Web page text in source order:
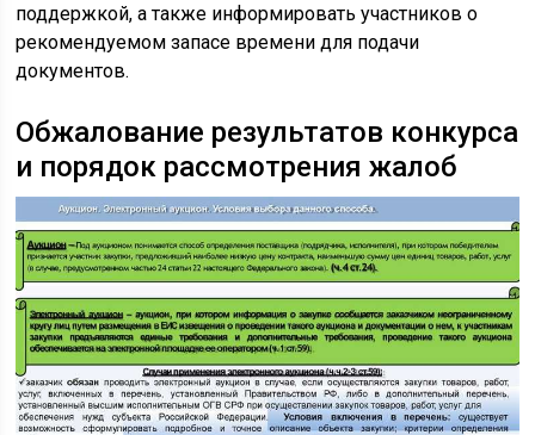
поддержкой, а также информировать участников о
рекомендуемом запасе времени для подачи
документов.
Обжалование результатов конкурса
и порядок рассмотрения жалоб